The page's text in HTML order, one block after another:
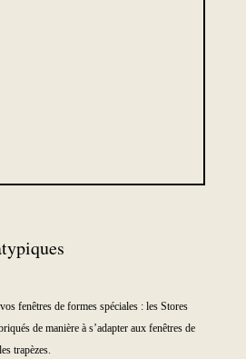
fenêtres de formes spéciales : les Stores
de manière à s’adapter aux fenêtres de
trapèzes.